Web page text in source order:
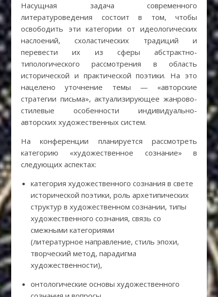
Насущная задача современного
литературоведения состоит в том, чтобы
освободить эти категории от идеологических
наслоений, схоластических традиций и
перевести их из сферы абстрактно-
типологического рассмотрения в область
исторической и практической поэтики. На это
нацелено уточнение темы — «авторские
стратегии письма», актуализирующее жанрово-
стилевые особенности индивидуально-
авторских художественных систем.
На конференции планируется рассмотреть
категорию «художественное сознание» в
следующих аспектах:
категория художественного сознания в свете
исторической поэтики, роль архетипических
структур в художественном сознании, типы
художественного сознания, связь со
смежными категориями
(литературное направление, стиль эпохи,
творческий метод, парадигма
художественности),
онтологические основы художественного